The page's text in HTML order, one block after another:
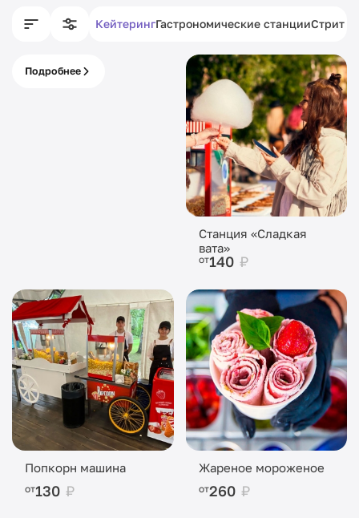
КейтерингГастрономические станцииСтрит
Подробнее
Станция «Сладкая
вата»
от140 ₽
Попкорн машина
от130 ₽
Жареное мороженое
от260 ₽